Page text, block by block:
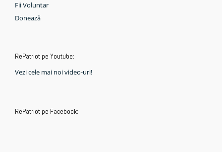
Fii Voluntar
Donează
RePatriot pe Youtube:
Vezi cele mai noi video-uri!
RePatriot pe Facebook: